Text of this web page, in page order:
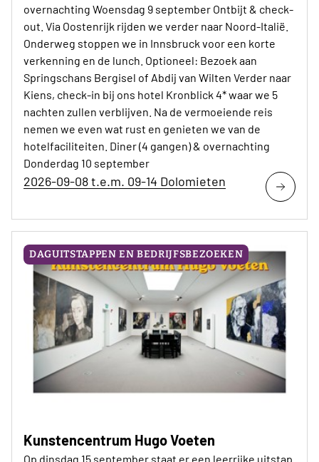
overnachting Woensdag 9 september Ontbijt & check-
out. Via Oostenrijk rijden we verder naar Noord-Italië.
Onderweg stoppen we in Innsbruck voor een korte
verkenning en de lunch. Optioneel: Bezoek aan
Springschans Bergisel of Abdij van Wilten Verder naar
Kiens, check-in bij ons hotel Kronblick 4* waar we 5
nachten zullen verblijven. Na de vermoeiende reis
nemen we even wat rust en genieten we van de
hotelfaciliteiten. Diner (4 gangen) & overnachting
Donderdag 10 september
2026-09-08 t.e.m. 09-14 Dolomieten
DAGUITSTAPPEN EN BEDRIJFSBEZOEKEN
Kunstencentrum Hugo Voeten
Op dinsdag 15 september staat er een leerrijke uitstap